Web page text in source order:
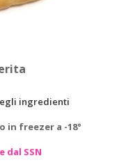
ingredienti
freezer a -18°
SSN